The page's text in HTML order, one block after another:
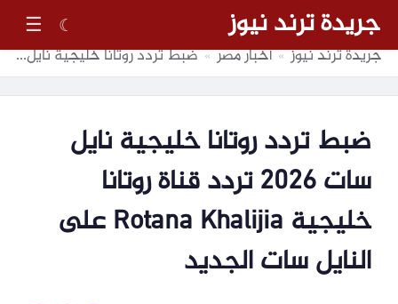
جريدة ترند نيوز ☾
☰
جريدة ترند نيوز » أخبار مصر » ضبط تردد روتانا خليجية نايل سات 2026 تردد قناة روتانا خليجية Rotana Khalijia على النايل سات الجديد
ضبط تردد روتانا خليجية نايل
سات 2026 تردد قناة روتانا
خليجية Rotana Khalijia على
النايل سات الجديد